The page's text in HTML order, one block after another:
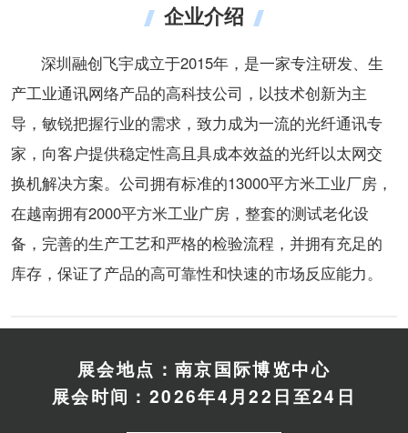
企业介绍
深圳融创飞宇成立于2015年，是一家专注研发、生
产工业通讯网络产品的高科技公司，以技术创新为主
导，敏锐把握行业的需求，致力成为一流的光纤通讯专
家，向客户提供稳定性高且具成本效益的光纤以太网交
换机解决方案。公司拥有标准的13000平方米工业厂房，
在越南拥有2000平方米工业广房，整套的测试老化设
备，完善的生产工艺和严格的检验流程，并拥有充足的
库存，保证了产品的高可靠性和快速的市场反应能力。
展会地点：南京国际博览中心
展会时间：2026年4月22日至24日